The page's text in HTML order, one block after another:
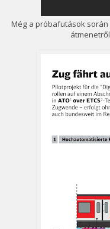
Még a próbafutások